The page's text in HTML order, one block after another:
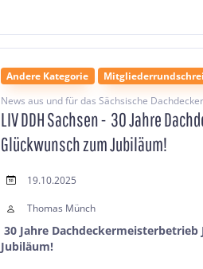
Andere Kategorie
News aus und für das Sächsische
LIV DDH Sachsen - 30 Jahre
Glückwunsch zum Jubiläum!
19.10.2025
Thomas Münch
30 Jahre
Jubiläum!